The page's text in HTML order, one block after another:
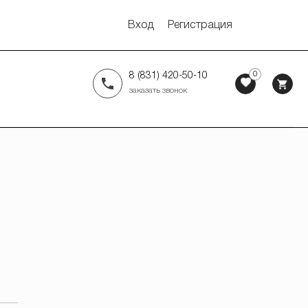
Вход Регистрация
8 (831) 420-50-10
заказать звонок
0